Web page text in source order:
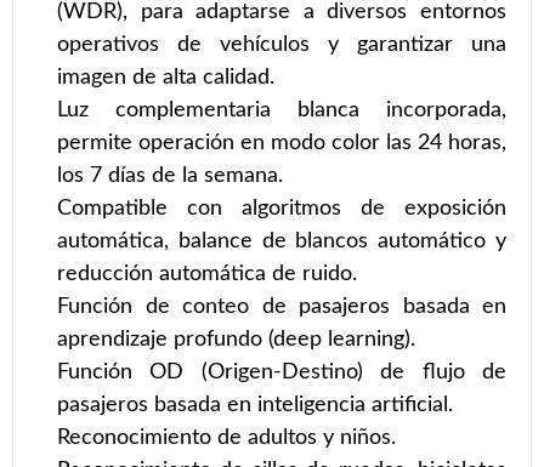
(WDR), para adaptarse a diversos entornos
operativos de vehículos y garantizar una
imagen de alta calidad.
Luz complementaria blanca incorporada,
permite operación en modo color las 24 horas,
los 7 días de la semana.
Compatible con algoritmos de exposición
automática, balance de blancos automático y
reducción automática de ruido.
Función de conteo de pasajeros basada en
aprendizaje profundo (deep learning).
Función OD (Origen-Destino) de flujo de
pasajeros basada en inteligencia artificial.
Reconocimiento de adultos y niños.